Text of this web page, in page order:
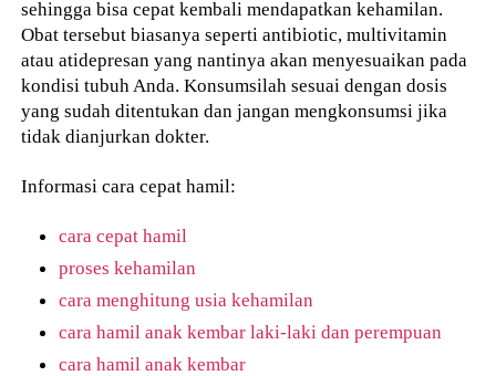
sehingga bisa cepat kembali mendapatkan kehamilan.
Obat tersebut biasanya seperti antibiotic, multivitamin
atau atidepresan yang nantinya akan menyesuaikan pada
kondisi tubuh Anda. Konsumsilah sesuai dengan dosis
yang sudah ditentukan dan jangan mengkonsumsi jika
tidak dianjurkan dokter.
Informasi cara cepat hamil:
cara cepat hamil
proses kehamilan
cara menghitung usia kehamilan
cara hamil anak kembar laki-laki dan perempuan
cara hamil anak kembar